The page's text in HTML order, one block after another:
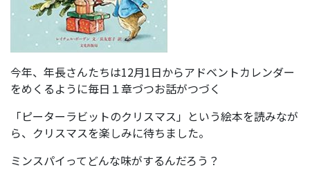
今年、年長さんたちは12月1日からアドベントカレンダー
をめくるように毎日１章づつお話がつづく
「ピーターラビットのクリスマス」という絵本を読みなが
ら、クリスマスを楽しみに待ちました。
ミンスパイってどんな味がするんだろう？